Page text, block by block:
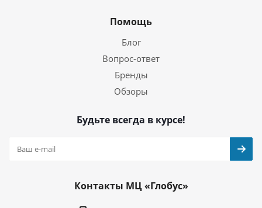
Помощь
Блог
Вопрос-ответ
Бренды
Обзоры
Будьте всегда в курсе!
Контакты МЦ «Глобус»